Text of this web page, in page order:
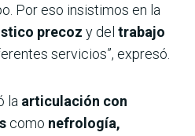
Por eso insistimos en la
precoz y del trabajo
servicios”, expresó.
la articulación con
como nefrología,